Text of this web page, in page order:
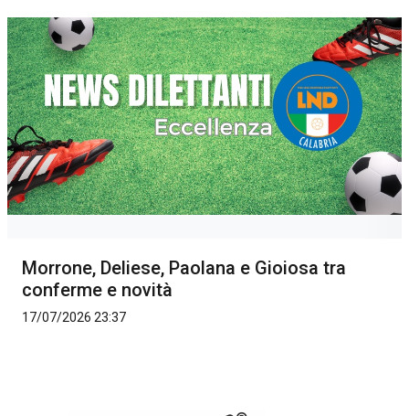
Morrone, Deliese, Paolana e Gioiosa tra
conferme e novità
17/07/2026 23:37